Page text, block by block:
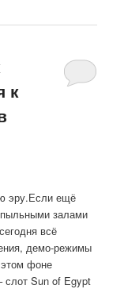
к
эру.Если ещё
пыльными залами
всё
демо-режимы
фоне
слот Sun of Egypt